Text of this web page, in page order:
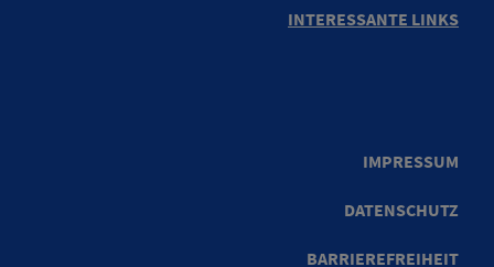
INTERESSANTE LINKS
IMPRESSUM
DATENSCHUTZ
BARRIEREFREIHEIT